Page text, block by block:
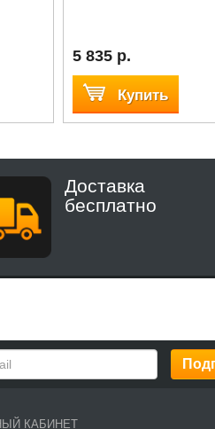
5 835 р.
Купить
Доставка
бесплатно
КАБИНЕТ